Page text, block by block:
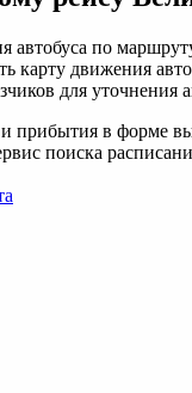
автобуса по
карту движения
для
и прибытия в форме
поиска